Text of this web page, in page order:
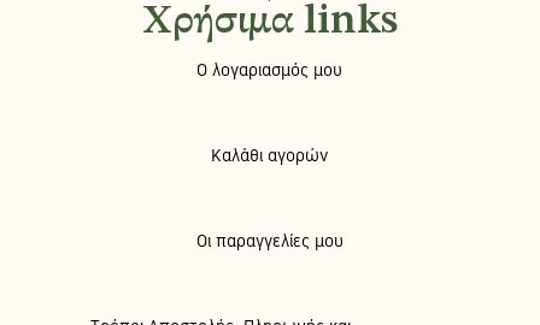
Χρήσιμα links
Ο λογαριασμός μου
Καλάθι αγορών
Οι παραγγελίες μου